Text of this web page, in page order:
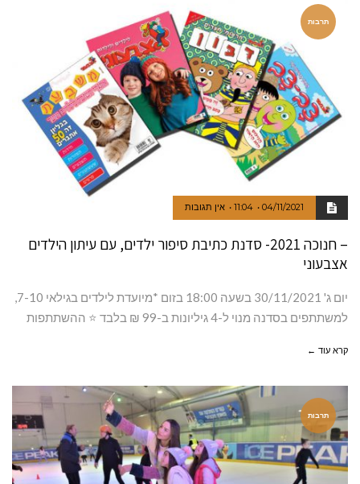
תרבות
04/11/2021
11:04 אין תגובות
– חנוכה 2021- סדנת כתיבת סיפור ילדים, עם עיתון הילדים
אצבעוני
יום ג' 30/11/2021 בשעה 18:00 בזום *מיועדת לילדים בגילאי 7-10,
למשתתפים בסדנה מנוי ל-4 גיליונות ב-99 ₪ בלבד ⭐ ההשתתפות
קרא עוד ←
תרבות